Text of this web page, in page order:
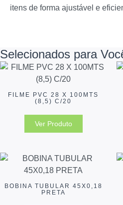
itens de forma ajustável e
Selecionados para
FILME PVC 28 X 100MTS
(8,5) C/20
Ver Produto
BOBINA TUBULAR 45X0,18
PRETA